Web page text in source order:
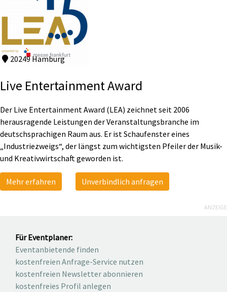
20249 Hamburg
Live Entertainment Award
Der Live Entertainment Award (LEA) zeichnet seit 2006
herausragende Leistungen der Veranstaltungsbranche im
deutschsprachigen Raum aus. Er ist Schaufenster eines
„Industriezweigs“, der längst zum wichtigsten Pfeiler der Musik-
und Kreativwirtschaft geworden ist.
Mehr erfahren Unverbindlich anfragen
ANZEIGE
Für Eventplaner:
Eventanbietende finden
kostenfreien Anfrage-Service nutzen
kostenfreien Newsletter abonnieren
kostenfreies Profil anlegen